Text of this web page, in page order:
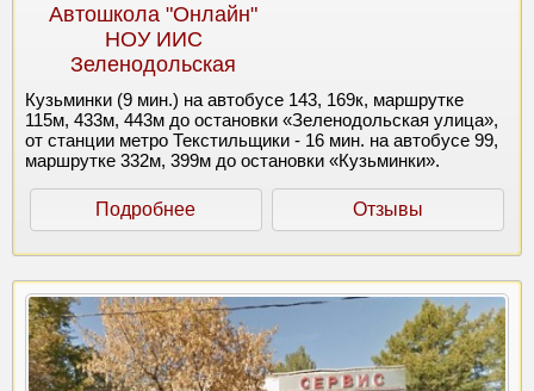
Автошкола "Онлайн"
НОУ ИИС
Зеленодольская
Кузьминки (9 мин.) на автобусе 143, 169к, маршрутке
115м, 433м, 443м до остановки «Зеленодольская улица»,
от станции метро Текстильщики - 16 мин. на автобусе 99,
маршрутке 332м, 399м до остановки «Кузьминки».
Подробнее Отзывы